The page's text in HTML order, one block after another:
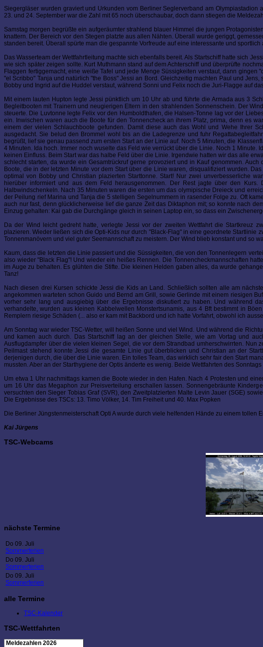
Siegergläser wurden graviert und Urkunden vom Berliner Seglerverband am
23. und 24. September war die Zahl mit 65 noch überschaubar, doch dann stiegen die
Samstag morgen begrüßte ein aufgeräumter strahlend blauer Himmel die jungen
knattern. Der Bereich vor den Stegen platzte aus allen Nähten. Überall wurde geriggt,
standen bereit. Überall spürte man die gespannte Vorfreude auf eine interessante und
Das Wasserteam der Wettfahrtleitung machte sich ebenfalls bereit. Als Startschiff hatte sich
wie sich später zeigen sollte. Kurt Muthmann stand auf dem Achterschiff und überprüfte
Flaggen fertiggemacht, eine weiße Tafel und jede Menge Süssigkeiten verstaut, dann gingen
"el Scribbo" Tanja und natürlich "the Boss" Jessi an Bord. Gleichzeitig machten Paul und
Bobby und Ingrid auf die Huddel verstaut, während Sonni und Felix noch die Juri-Flagge auf
Mit einem lauten Hupton legte Jessi pünktlich um 10 Uhr ab und führte die Armada aus 3
Begleitbooten mit Trainern und neugierigen Eltern in den strahlenden Sonnenschein. Der
steuerte. Die Luvtonne legte Felix vor den Humboldthafen, die Halsen-Tonne lag vor der
ein. Inwischen waren auch die Boote für den Tonnencheck an ihrem Platz, prima, denn es
einem der vielen Schlauchboote gefunden. Damit diese auch das Wohl und Wehe Ihrer
ausgedacht. Sie belud den Brommel wohl bis an die Ladegrenze und fuhr
begrüßt, lief sie genau passend zum ersten Start an der Linie auf. Noch 5 Minuten, die
4 Minuten. Ida hoch. Immer noch wuselte das Feld wie verrückt über die Linie. Noch 1
keinen Einfluss. Beim Start war das halbe Feld über die Linie. Irgendwie hatten wir das alle
schlecht starten, da wurde ein Gesamtrückruf gerne provoziert und in Kauf genommen.
Boote, die in der letzten Minute vor dem Start über die Linie waren, disqualifiziert wurden.
optimal von Bobby und Christian plazierten Starttonne. Start! Nur zwei unverbesserliche
hierüber informiert und aus dem Feld herausgenommen. Der Rest jagte über den
Halbwindschenkeln. Nach 35 Minuten waren die ersten um das olymipische Dreieck und
der Peilung rief Marina und Tanja die 5 stelligen Segelnummern in rasender Folge zu. Oft
auch nur fast, denn glücklicherweise lief die ganze Zeit das Diktaphon mit; so konnte nach
Einzug gehalten: Kai gab die Durchgänge gleich in seinen Laptop ein, so dass ein
Da der Wind leicht gedreht hatte, verlegte Jessi vor der zweiten Wettfahrt die Startkreuz
plazieren. Wieder ließen sich die Opti-Kids nur durch "Black-Flag" in eine geordnete
Tonnenmanövern und viel guter Seemannschaft zu meistern. Der Wind blieb konstant und so
Kaum, dass die letzten die Linie passiert und die Süssigkeiten, die von den Tonnenlegern
also wieder "Black Flag"! Und wieder ein heißes Rennen. Die Tonnencheckmannschaften
im Auge zu behalten. Es glühten die Stifte. Die kleinen Helden gaben alles, da wurde
Tanz!
Nach diesen drei Kursen schickte Jessi die Kids an Land. Schließlich sollten alle am
angekommen warteten schon Guido und Bernd am Grill, sowie Gerlinde mit einem riesigen
vorher sehr lang und ausgiebig über die Ergebnisse diskutiert zu haben. Und während
verhandelte, wurden aus kleinen Kabbelwellen Monstertsunamis, aus 4 Bft bestimmt in
Remplern riesige Schäden (... also er kam mit Backbord und ich hatte Vorfahrt, obwohl ich
Am Sonntag war wieder TSC-Wetter, will heißen Sonne und viel Wind. Und während die
und kamen auch durch. Das Startschiff lag an der gleichen Stelle, wie am Vortag und
Ausflugdampfer über die vielen kleinen Segel, die vor dem Strandbad umherschwirrten. Nun
Peilmast stehend konnte Jessi die gesamte Linie gut überblicken und Christian an der
derjenigen durch, die über die Linie waren. Ein tolles Team, das wirklich sehr fair den Start
mussten. Aber an der Starthygiene der Optis änderte es wenig. Beide Wettfahrten des
Um etwa 1 Uhr nachmittags kamen die Boote wieder in den Hafen. Nach 4 Protesten und
um 16 Uhr das Megaphon zur Preisverteilung erschallen lassen. Sonnengebräunte
versuchten den Sieger Tobias Graf (SVR), den Zweitplatzierten Malte Levin Jauer (SGE)
Die Ergebnisse des TSCs: 13. Timo Völker, 14. Tim Freiheit und 40. Max Popken
Die Berliner Jüngstenmeisterschaft Opti A wurde durch viele helfenden Hände zu einem tollen
Kai Jürgens
TSC-Webcams
nächste Termine
Do 09. Juli
Sommerferien
Do 09. Juli
Sommerferien
Do 09. Juli
Sommerferien
alle Termine
TSC-Kalender
TSC-Wettfahrten
Meldezahlen 2026